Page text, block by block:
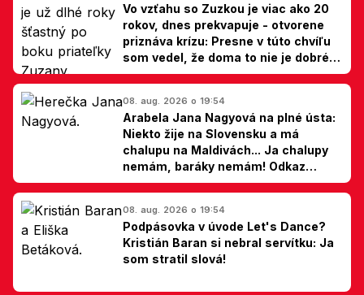
Vo vzťahu so Zuzkou je viac ako 20
rokov, dnes prekvapuje - otvorene
priznáva krízu: Presne v túto chvíľu
som vedel, že doma to nie je dobré,
hovorí Milan Ondrík
08. aug. 2026 o 19:54
Arabela Jana Nagyová na plné ústa:
Niekto žije na Slovensku a má
chalupu na Maldivách... Ja chalupy
nemám, baráky nemám! Odkaz
Slovákom
08. aug. 2026 o 19:54
Podpásovka v úvode Let's Dance?
Kristián Baran si nebral servítku: Ja
som stratil slová!